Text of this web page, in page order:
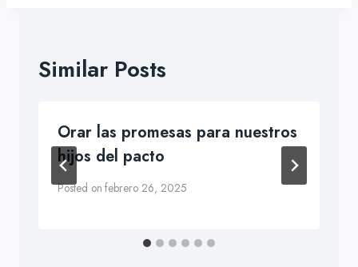
Similar Posts
Orar las promesas para nuestros
hijos del pacto
Posted on febrero 26, 2025